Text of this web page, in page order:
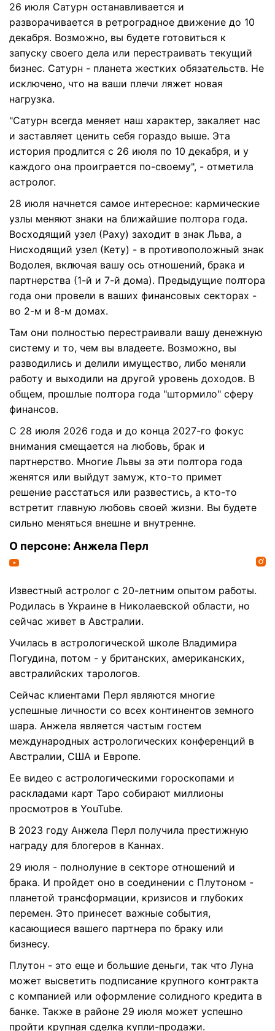
26 июля Сатурн останавливается и
разворачивается в ретроградное движение до 10
декабря. Возможно, вы будете готовиться к
запуску своего дела или перестраивать текущий
бизнес. Сатурн - планета жестких обязательств. Не
исключено, что на ваши плечи ляжет новая
нагрузка.
"Сатурн всегда меняет наш характер, закаляет нас
и заставляет ценить себя гораздо выше. Эта
история продлится с 26 июля по 10 декабря, и у
каждого она проиграется по-своему", - отметила
астролог.
28 июля начнется самое интересное: кармические
узлы меняют знаки на ближайшие полтора года.
Восходящий узел (Раху) заходит в знак Льва, а
Нисходящий узел (Кету) - в противоположный знак
Водолея, включая вашу ось отношений, брака и
партнерства (1-й и 7-й дома). Предыдущие полтора
года они провели в ваших финансовых секторах -
во 2-м и 8-м домах.
Там они полностью перестраивали вашу денежную
систему и то, чем вы владеете. Возможно, вы
разводились и делили имущество, либо меняли
работу и выходили на другой уровень доходов. В
общем, прошлые полтора года "штормило" сферу
финансов.
С 28 июля 2026 года и до конца 2027-го фокус
внимания смещается на любовь, брак и
партнерство. Многие Львы за эти полтора года
женятся или выйдут замуж, кто-то примет
решение расстаться или развестись, а кто-то
встретит главную любовь своей жизни. Вы будете
сильно меняться внешне и внутренне.
О персоне: Анжела Перл
Известный астролог с 20-летним опытом работы.
Родилась в Украине в Николаевской области, но
сейчас живет в Австралии.
Училась в астрологической школе Владимира
Погудина, потом - у британских, американских,
австралийских тарологов.
Сейчас клиентами Перл являются многие
успешные личности со всех континентов земного
шара. Анжела является частым гостем
международных астрологических конференций в
Австралии, США и Европе.
Ее видео с астрологическими гороскопами и
раскладами карт Таро собирают миллионы
просмотров в YouTube.
В 2023 году Анжела Перл получила престижную
награду для блогеров в Каннах.
29 июля - полнолуние в секторе отношений и
брака. И пройдет оно в соединении с Плутоном -
планетой трансформации, кризисов и глубоких
перемен. Это принесет важные события,
касающиеся вашего партнера по браку или
бизнесу.
Плутон - это еще и большие деньги, так что Луна
может высветить подписание крупного контракта
с компанией или оформление солидного кредита в
банке. Также в районе 29 июля может успешно
пройти крупная сделка купли-продажи.